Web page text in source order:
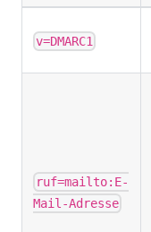
v=DMARC1
ruf=mailto:E-
Mail-Adresse